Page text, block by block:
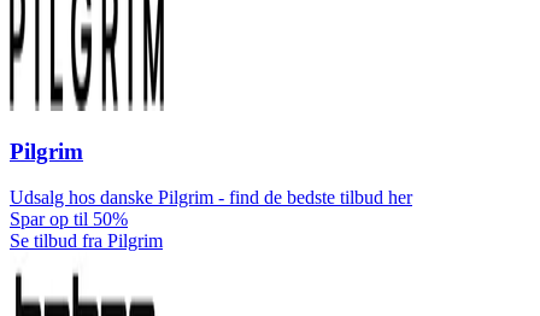
Pilgrim
Udsalg hos danske Pilgrim - find de bedste tilbud her
Spar op til 50%
Se tilbud fra Pilgrim